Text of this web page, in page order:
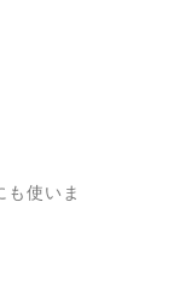
使いま